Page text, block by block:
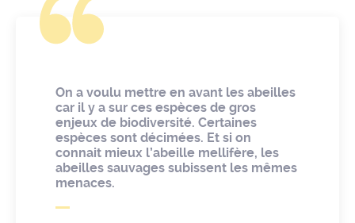
On a voulu mettre en avant les abeilles
car il y a sur ces espèces de gros
enjeux de biodiversité. Certaines
espèces sont décimées. Et si on
connait mieux l’abeille mellifère, les
abeilles sauvages subissent les mêmes
menaces.